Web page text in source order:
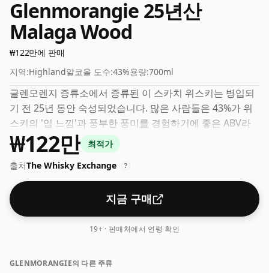
Glenmorangie 25년산
Malaga Wood
₩122만에 판매
지역:Highland알코올 도수:43%용량:700ml
글렌모렌지 증류소에서 증류된 이 스카치 위스키는 병입되
기 전 25년 동안 숙성되었습니다. 많은 사람들은 43%가 위
스키의 '입 느낌'과 풍부한 풍미를 경험하기에 좋은 ABV라
고 생각합니다.
₩122만
최적가
출처The Whisky Exchange ?
지금 구매
19+ · 판매처에서 연령 확인
GLENMORANGIE의 다른 주류